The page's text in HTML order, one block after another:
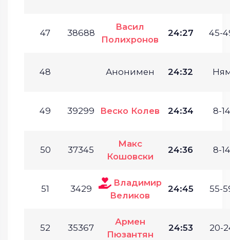
47 38688
Васил
Полихронов
24:27 45-
48 Анонимен 24:32
49 39299 Веско Колев 24:34 8-
50 37345
Макс
Кошовски
24:36 8-
51 3429
Владимир
Великов
24:45 55-
52 35367
Армен
Пюзантян
24:53 20-